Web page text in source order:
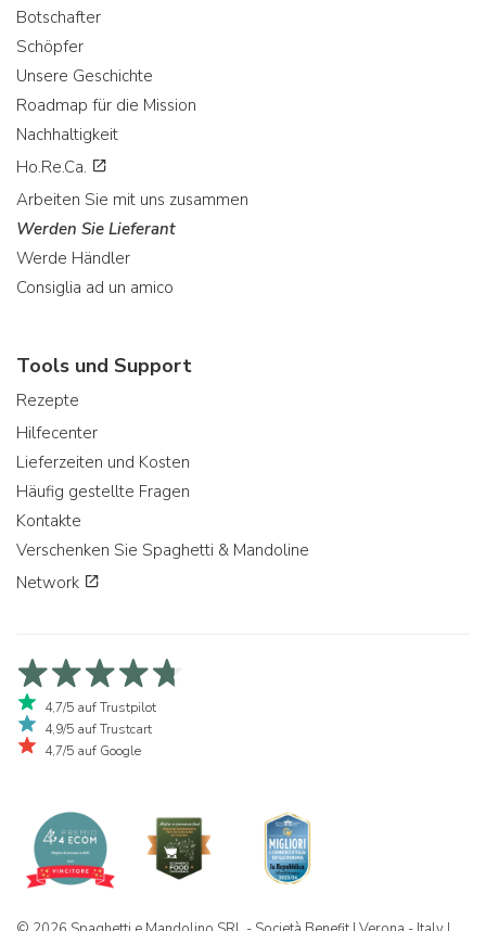
Botschafter
Schöpfer
Unsere Geschichte
Roadmap für die Mission
Nachhaltigkeit
Ho.Re.Ca.
Arbeiten Sie mit uns zusammen
Werden Sie Lieferant
Werde Händler
Consiglia ad un amico
Tools und Support
Rezepte
Hilfecenter
Lieferzeiten und Kosten
Häufig gestellte Fragen
Kontakte
Verschenken Sie Spaghetti & Mandoline
Network
4,7/5 auf Trustpilot
4,9/5 auf Trustcart
4,7/5 auf Google